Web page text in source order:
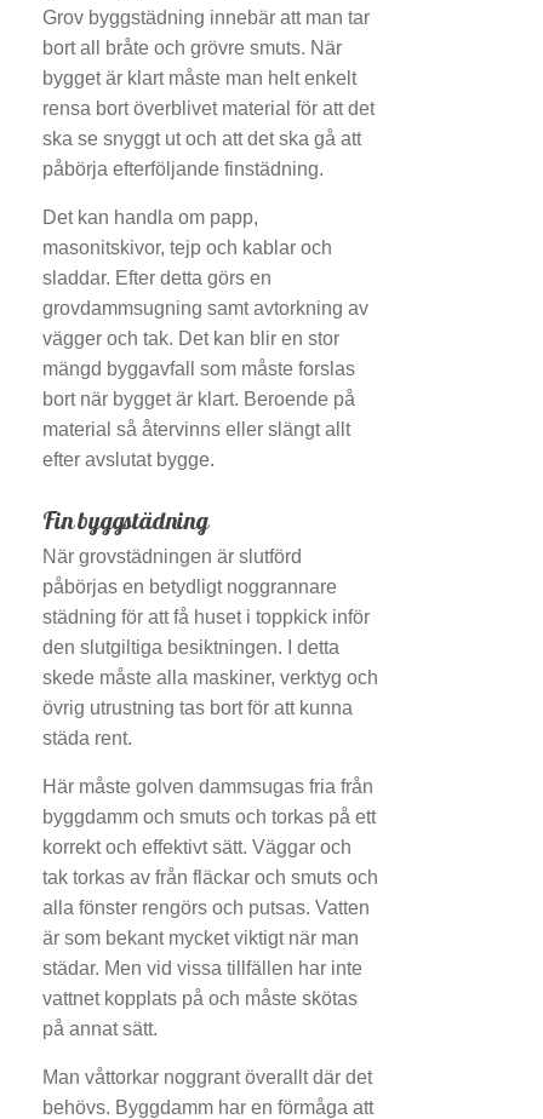
Grov byggstädning innebär att man tar
bort all bråte och grövre smuts. När
bygget är klart måste man helt enkelt
rensa bort överblivet material för att det
ska se snyggt ut och att det ska gå att
påbörja efterföljande finstädning.
Det kan handla om papp,
masonitskivor, tejp och kablar och
sladdar. Efter detta görs en
grovdammsugning samt avtorkning av
vägger och tak. Det kan blir en stor
mängd byggavfall som måste forslas
bort när bygget är klart. Beroende på
material så återvinns eller slängt allt
efter avslutat bygge.
Fin byggstädning
När grovstädningen är slutförd
påbörjas en betydligt noggrannare
städning för att få huset i toppkick inför
den slutgiltiga besiktningen. I detta
skede måste alla maskiner, verktyg och
övrig utrustning tas bort för att kunna
städa rent.
Här måste golven dammsugas fria från
byggdamm och smuts och torkas på ett
korrekt och effektivt sätt. Väggar och
tak torkas av från fläckar och smuts och
alla fönster rengörs och putsas. Vatten
är som bekant mycket viktigt när man
städar. Men vid vissa tillfällen har inte
vattnet kopplats på och måste skötas
på annat sätt.
Man våttorkar noggrant överallt där det
behövs. Byggdamm har en förmåga att